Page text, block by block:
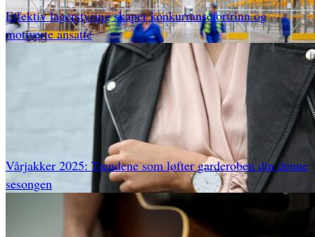
Effektiv lagerstyring skaper konkurransefortrinn og
motiverte ansatte
Vårjakker 2025: Trendene som løfter garderoben din denne
sesongen